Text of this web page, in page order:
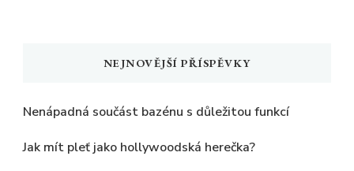
NEJNOVĚJŠÍ PŘÍSPĚVKY
Nenápadná součást bazénu s důležitou funkcí
Jak mít pleť jako hollywoodská herečka?